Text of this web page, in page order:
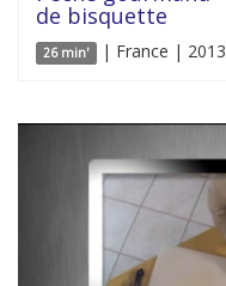
de bisquette
26 min' | France | 2013